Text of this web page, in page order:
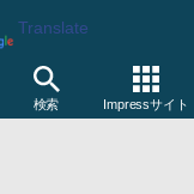
Translate
検索 Impressサイト